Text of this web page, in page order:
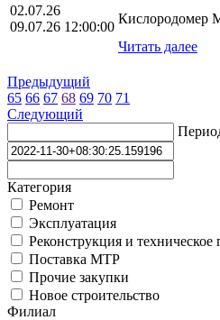
02.07.26
09.07.26 12:00:00
Кислородомер
Читать далее
Предыдущий
65 66 67 68 69 70 71
Следующий
Категория
Ремонт
Эксплуатация
Реконструкция и
Поставка МТР
Прочие закупки
Новое строительство
Филиал